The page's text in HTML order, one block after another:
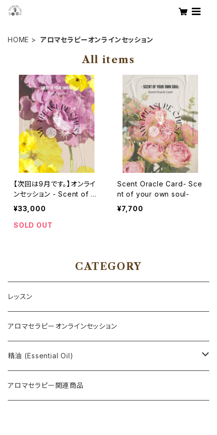
HOME アロマセラピーオンラインセッション
All items
【次回は9月です。】オンライ
ンセッション - Scent of yo
ur own soul -
¥33,000
SOLD OUT
Scent Oracle Card- Sce
nt of your own soul-
¥7,700
CATEGORY
レッスン
アロマセラピーオンラインセッション
精油 (Essential Oil)
Limited items
アロマセラピー関連商品